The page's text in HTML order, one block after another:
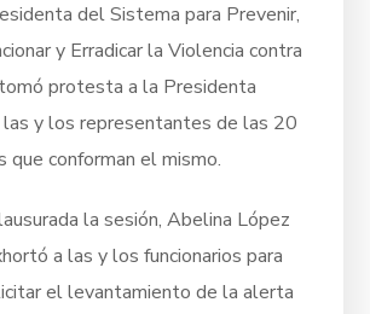
del Sistema para Prevenir,
y Erradicar la Violencia contra
protesta a la Presidenta
las y los representantes de las 20
que conforman el mismo.
la sesión, Abelina López
a las y los funcionarios para
el levantamiento de la alerta